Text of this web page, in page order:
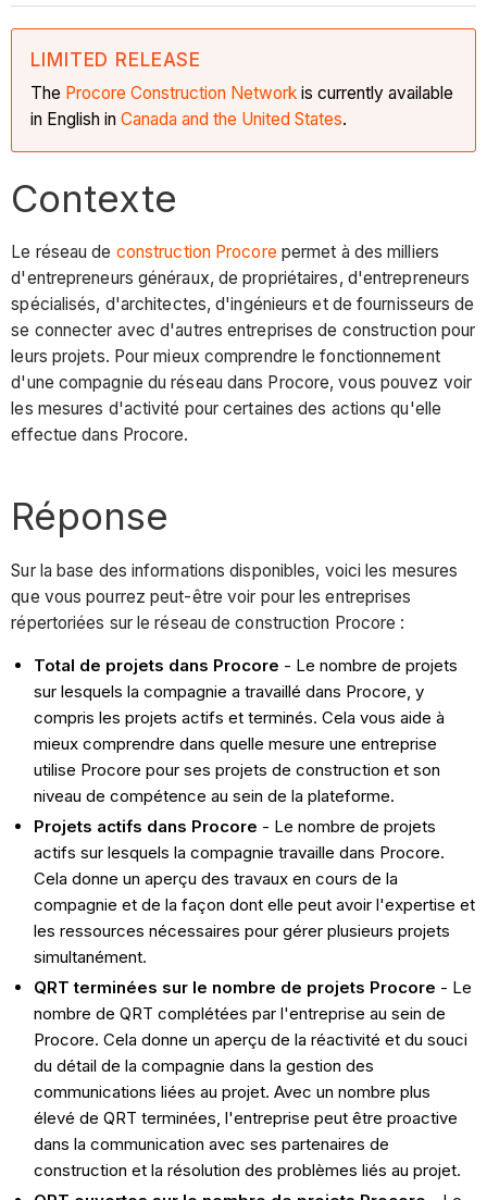
LIMITED RELEASE
The Procore Construction Network is currently available
in English inCanada and the United States.
Contexte
Le réseau de construction Procore permet à des milliers
d'entrepreneurs généraux, de propriétaires, d'entrepreneurs
spécialisés, d'architectes, d'ingénieurs et de fournisseurs de
se connecter avec d'autres entreprises de construction pour
leurs projets. Pour mieux comprendre le fonctionnement
d'une compagnie du réseau dans Procore, vous pouvez voir
les mesures d'activité pour certaines des actions qu'elle
effectue dans Procore.
Réponse
Sur la base des informations disponibles, voici les mesures
que vous pourrez peut-être voir pour les entreprises
répertoriées sur le réseau de construction Procore :
Total de projets dans Procore - Le nombre de projets
sur lesquels la compagnie a travaillé dans Procore, y
compris les projets actifs et terminés. Cela vous aide à
mieux comprendre dans quelle mesure une entreprise
utilise Procore pour ses projets de construction et son
niveau de compétence au sein de la plateforme.
Projets actifs dans Procore - Le nombre de projets
actifs sur lesquels la compagnie travaille dans Procore.
Cela donne un aperçu des travaux en cours de la
compagnie et de la façon dont elle peut avoir l'expertise et
les ressources nécessaires pour gérer plusieurs projets
simultanément.
QRT terminées sur le nombre de projets Procore - Le
nombre de QRT complétées par l'entreprise au sein de
Procore. Cela donne un aperçu de la réactivité et du souci
du détail de la compagnie dans la gestion des
communications liées au projet. Avec un nombre plus
élevé de QRT terminées, l'entreprise peut être proactive
dans la communication avec ses partenaires de
construction et la résolution des problèmes liés au projet.